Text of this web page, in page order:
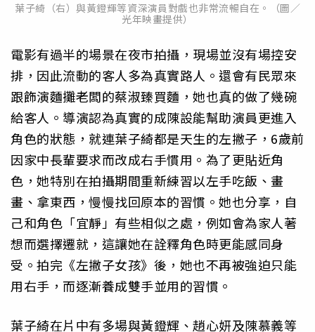
葉子綺（右）與黃鐙輝等資深演員對戲也非常流暢自在。（圖／
光年映畫提供）
電影有過半的場景在夜市拍攝，現場並沒有場控安
排，因此流動的客人多為真實路人。還會有民眾來
跟飾演麵攤老闆的蔡淑臻買麵，她也真的做了幾碗
給客人。導演認為真實的成陳設能幫助演員更進入
角色的狀態，就連葉子綺都是天生的左撇子，6歲前
因家中長輩要求而改成右手慣用。為了更貼近角
色，她特別在拍攝期間重新練習以左手吃飯、畫
畫、拿東西，慢慢找回原本的習慣。她也分享，自
己和角色「宜靜」有些相似之處，例如會為家人著
想而選擇遷就，這讓她在詮釋角色時更能感同身
受。拍完《左撇子女孩》後，她也不再被強迫只能
用右手，而逐漸養成雙手並用的習慣。
葉子綺在片中有多場與黃鐙輝、趙心妍及陳慕義等